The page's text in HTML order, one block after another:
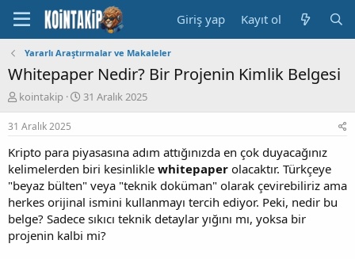
Giriş yap Kayıt ol
Yararlı Araştırmalar ve Makaleler
Whitepaper Nedir? Bir Projenin Kimlik Belgesi
K
o
n
y
u
B
ş
l
a
kointakip
B
a
a
n
g
ı
ç
t
a
31 Aralık 2025
31 Aralık 2025
Kripto para piyasasına adım attığınızda en çok duyacağınız
kelimelerden biri kesinlikle whitepaper olacaktır. Türkçeye
"beyaz bülten" veya "teknik doküman" olarak çevirebiliriz ama
herkes orijinal ismini kullanmayı tercih ediyor. Peki, nedir bu
belge? Sadece sıkıcı teknik detaylar yığını mı, yoksa bir
projenin kalbi mi?